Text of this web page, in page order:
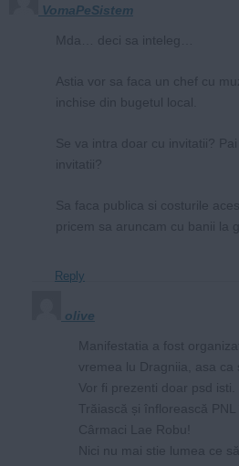
VomaPeSistem
Reply
olive